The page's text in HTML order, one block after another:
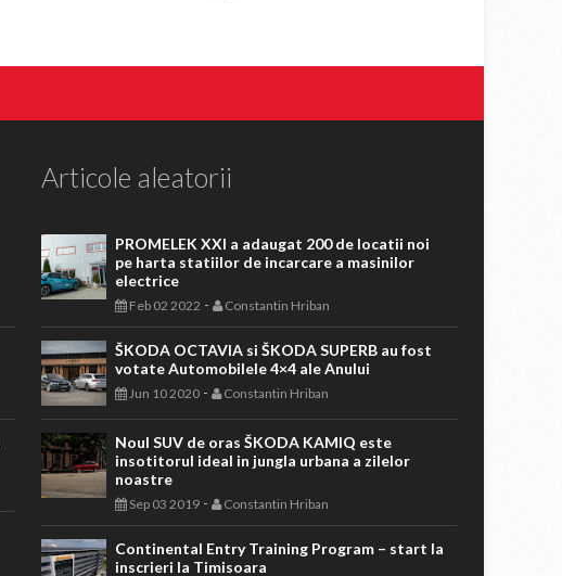
Articole aleatorii
PROMELEK XXI a adaugat 200 de locatii noi
pe harta statiilor de incarcare a masinilor
electrice
Feb 02 2022 - Constantin Hriban
ŠKODA OCTAVIA si ŠKODA SUPERB au fost
votate Automobilele 4×4 ale Anului
Jun 10 2020- Constantin Hriban
Noul SUV de oras ŠKODA KAMIQ este
insotitorul ideal in jungla urbana a zilelor
noastre
Sep 03 2019- Constantin Hriban
Continental Entry Training Program – start la
inscrieri la Timisoara